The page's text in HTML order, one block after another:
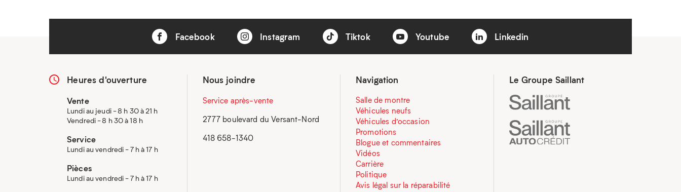
Facebook Instagram Tiktok Youtube Linkedin
Heures d'ouverture
Vente
Lundi au jeudi - 8 h 30 à 21 h
Vendredi - 8 h 30 à 18 h
Service
Lundi au vendredi - 7 h à 17 h
Pièces
Lundi au vendredi - 7 h à 17 h
Nous joindre
Service après-vente
2777 boulevard du Versant-Nord
418 658-1340
Navigation
Salle de montre
Véhicules neufs
Véhicules d’occasion
Promotions
Blogue et commentaires
Vidéos
Carrière
Politique
Avis légal sur la réparabilité
Le Groupe Saillant